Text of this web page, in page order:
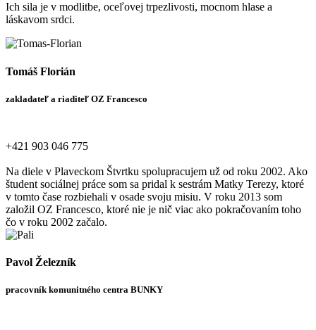
Ich sila je v modlitbe, oceľovej trpezlivosti, mocnom hlase a
láskavom srdci.
Tomáš Florián
zakladateľ a riaditeľ OZ Francesco
+421 903 046 775
Na diele v Plaveckom Štvrtku spolupracujem už od roku 2002. Ako
študent sociálnej práce som sa pridal k sestrám Matky Terezy, ktoré
v tomto čase rozbiehali v osade svoju misiu. V roku 2013 som
založil OZ Francesco, ktoré nie je nič viac ako pokračovaním toho
čo v roku 2002 začalo.
Pavol Železník
pracovník komunitného centra BUNKY